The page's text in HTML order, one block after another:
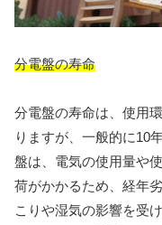
分電盤の寿命
分電盤の寿命は、使用
りますが、一般的に10
盤は、電気の使用量や
荷がかかるため、経年
こりや湿気の影響を受